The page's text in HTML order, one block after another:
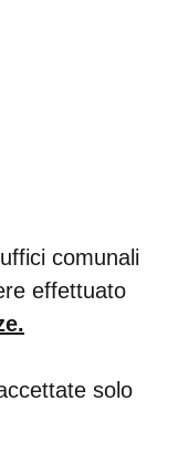
comunali
effettuato
solo